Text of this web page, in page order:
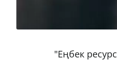
"Еңбек